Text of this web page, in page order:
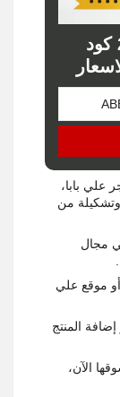
كوبون خصم علي بابا 2026 كود
علي بابا،
من
مجال
موقع علي
المنتج
الآن،